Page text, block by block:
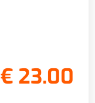
€ 23.00